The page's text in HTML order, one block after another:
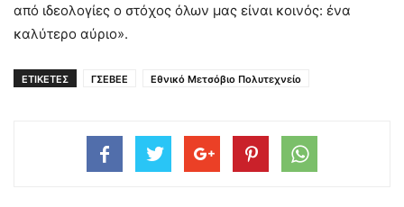
από ιδεολογίες ο στόχος όλων μας είναι κοινός: ένα
καλύτερο αύριο».
ΕΤΙΚΕΤΕΣ ΓΣΕΒΕΕ Εθνικό Μετσόβιο Πολυτεχνείο